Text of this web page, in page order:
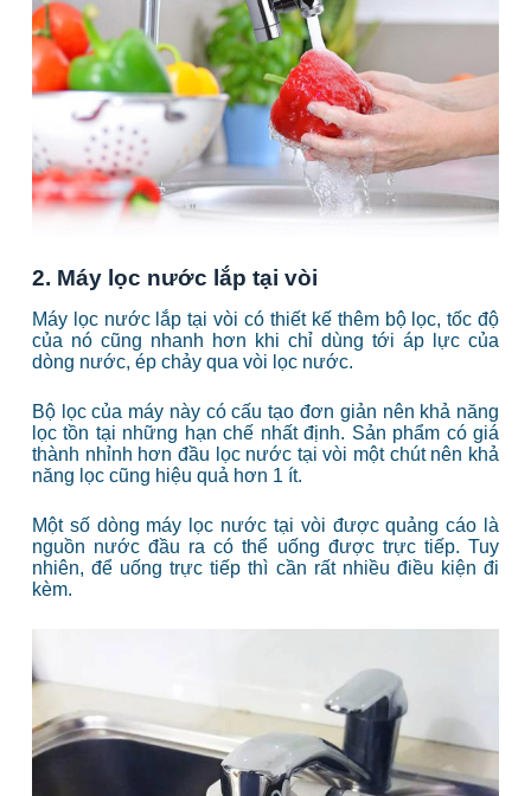
2. Máy lọc nước lắp tại vòi
Máy lọc nước lắp tại vòi có thiết kế thêm bộ lọc, tốc độ
của nó cũng nhanh hơn khi chỉ dùng tới áp lực của
dòng nước, ép chảy qua vòi lọc nước.
Bộ lọc của máy này có cấu tạo đơn giản nên khả năng
lọc tồn tại những hạn chế nhất định. Sản phẩm có giá
thành nhỉnh hơn đầu lọc nước tại vòi một chút nên khả
năng lọc cũng hiệu quả hơn 1 ít.
Một số dòng máy lọc nước tại vòi được quảng cáo là
nguồn nước đầu ra có thể uống được trực tiếp. Tuy
nhiên, để uống trực tiếp thì cần rất nhiều điều kiện đi
kèm.